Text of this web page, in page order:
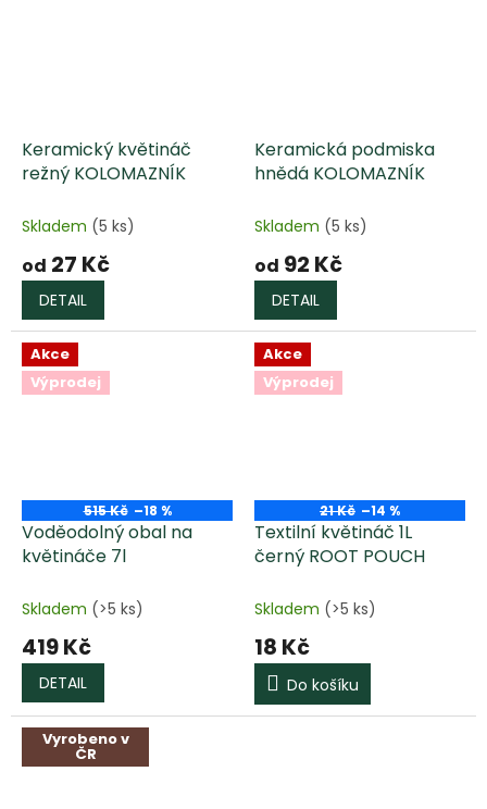
Keramický květináč
režný KOLOMAZNÍK
Skladem (5 ks)
od 27 Kč
DETAIL
Keramická podmiska
hnědá KOLOMAZNÍK
Skladem (5 ks)
od 92 Kč
DETAIL
Akce
Výprodej
515 Kč –18 %
Voděodolný obal na
květináče 7l
Skladem (>5 ks)
419 Kč
DETAIL
Akce
Výprodej
21 Kč –14 %
Textilní květináč 1L
černý ROOT POUCH
Skladem (>5 ks)
18 Kč
Do košíku
Vyrobeno v
ČR